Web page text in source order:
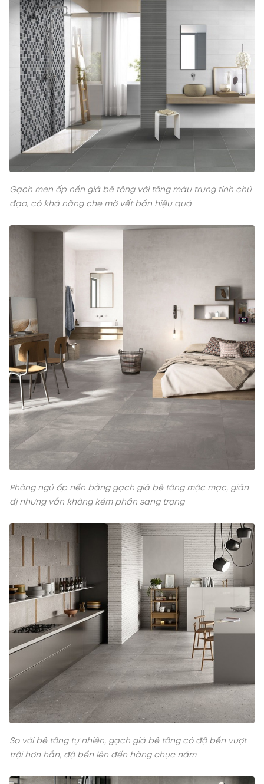
Gạch men ốp nền giả bê tông với tông màu trung tính chủ
đạo, có khả năng che mờ vết bẩn hiệu quả
Phòng ngủ ốp nền bằng gạch giả bê tông mộc mạc, giản
dị nhưng vẫn không kém phần sang trọng
So với bê tông tự nhiên, gạch giả bê tông có độ bền vượt
trội hơn hẳn, độ bền lên đến hàng chục năm